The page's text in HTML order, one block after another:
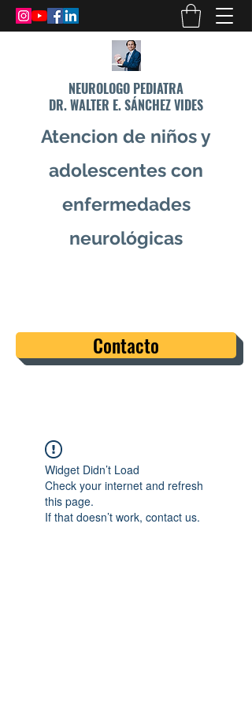
NEUROLOGO PEDIATRA
DR. WALTER E. SÁNCHEZ VIDES
Atencion de niños y
adolescentes con
enfermedades
neurológicas
Contacto
Widget Didn’t Load
Check your internet and refresh
this page.
If that doesn’t work, contact us.